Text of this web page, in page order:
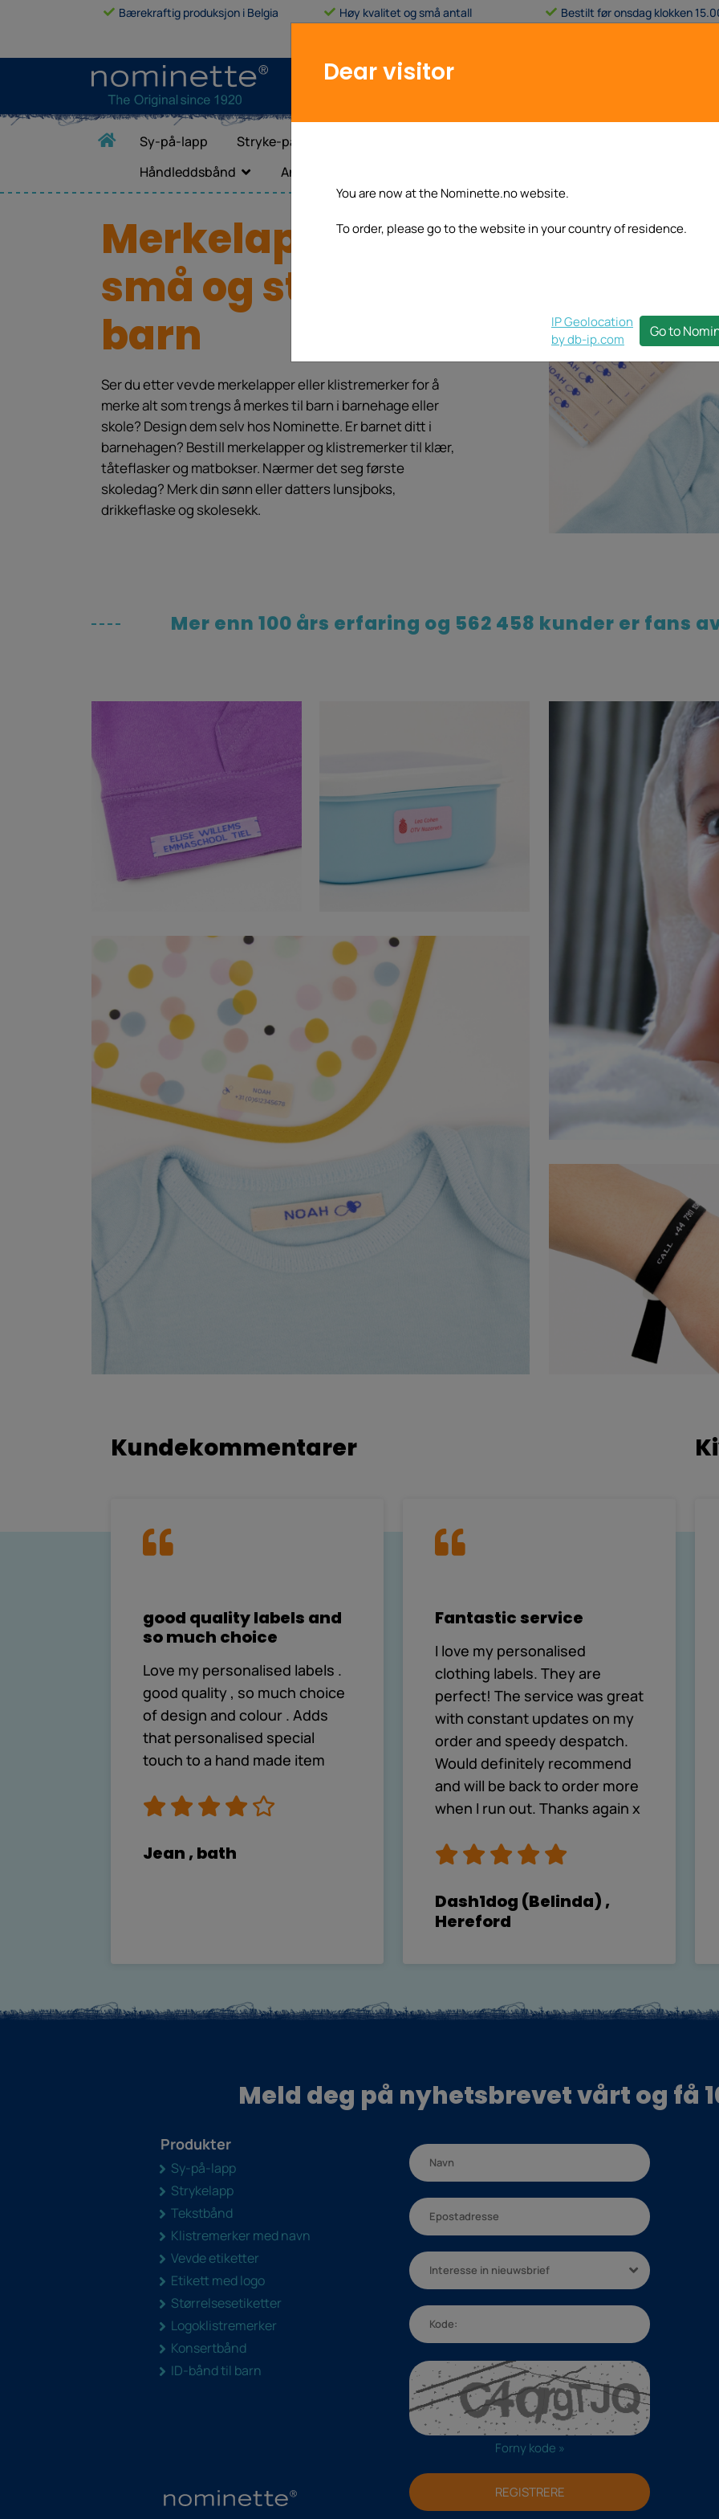
Bærekraftig produksjon i Belgia Høy kvalitet og små antall
Bestilt før onsdag klokken
Sy-på-lapp Stryke-på-lapp
Håndleddsbånd
Andre produkter
Merkelapper for
små og store
barn
Ser du etter vevde merkelapper eller klistremerker for å
merke alt som trengs å merkes til barn i barnehage eller
skole? Design dem selv hos Nominette. Er barnet ditt i
barnehagen? Bestill merkelapper og klistremerker til klær,
tåteflasker og matbokser. Nærmer det seg første
skoledag? Merk din sønn eller datters lunsjboks,
drikkeflaske og skolesekk.
Mer enn 100 års erfaring og 562 458 kunder er fans
Kundekommentarer
good quality labels and
so much choice
Love my personalised labels .
good quality , so much choice
of design and colour . Adds
that personalised special
touch to a hand made item
Jean , bath
Fantastic service
I love my personalised
clothing labels. They are
perfect! The service was great
with constant updates on my
order and speedy despatch.
Would definitely recommend
and will be back to order more
when I run out. Thanks again x
Dash1dog (Belinda) ,
Hereford
Meld deg på nyhetsbrevet vårt og få
Produkter
Sy-på-lapp
Strykelapp
Tekstbånd
Klistremerker med navn
Vevde etiketter
Etikett med logo
Størrelsesetiketter
Logoklistremerker
Konsertbånd
ID-bånd til barn
Interesse in nieuwsbrief
Forny kode »
REGISTRERE
Dear visitor
You are now at the Nominette.no website.
To order, please go to the website in your country of residence.
IP Geolocation
by db-ip.com
Go to